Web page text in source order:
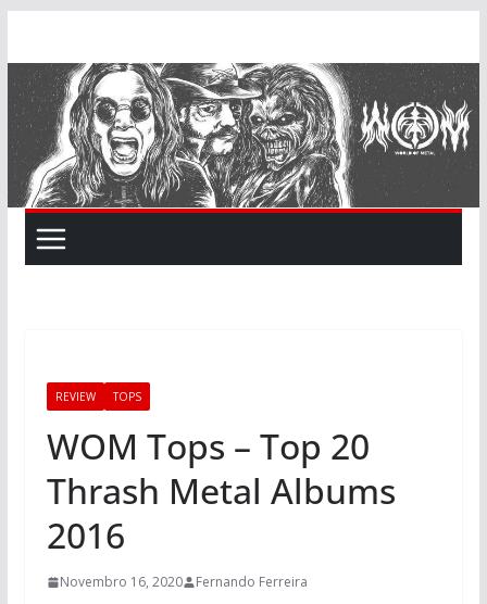
content
REVIEW TOPS
WOM Tops – Top 20
Thrash Metal Albums
2016
Novembro 16, 2020 Fernando Ferreira